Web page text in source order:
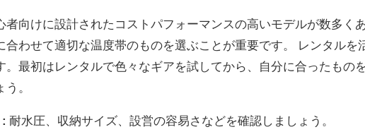
者向けに設計されたコストパフォーマンスの高いモデルが数多く
合わせて適切な温度帯のものを選ぶことが重要です。 レンタルを
。最初はレンタルで色々なギアを試してから、自分に合ったもの
。
耐水圧、収納サイズ、設営の容易さなどを確認しましょう。